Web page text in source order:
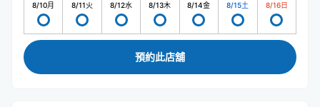
8/10月 8/11火 8/12水 8/13木 8/14金 8/15土 8/16日
預約此店舖